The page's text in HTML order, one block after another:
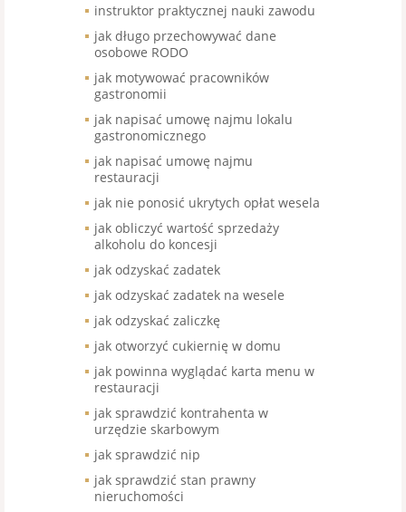
instruktor praktycznej nauki zawodu
jak długo przechowywać dane
osobowe RODO
jak motywować pracowników
gastronomii
jak napisać umowę najmu lokalu
gastronomicznego
jak napisać umowę najmu
restauracji
jak nie ponosić ukrytych opłat wesela
jak obliczyć wartość sprzedaży
alkoholu do koncesji
jak odzyskać zadatek
jak odzyskać zadatek na wesele
jak odzyskać zaliczkę
jak otworzyć cukiernię w domu
jak powinna wyglądać karta menu w
restauracji
jak sprawdzić kontrahenta w
urzędzie skarbowym
jak sprawdzić nip
jak sprawdzić stan prawny
nieruchomości